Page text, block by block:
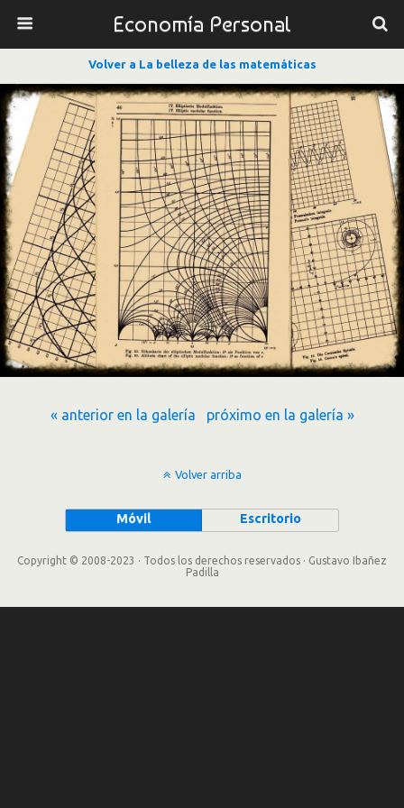
Economía Personal
Volver a La belleza de las matemáticas
« anterior en la galería próximo en la galería »
Volver arriba
Móvil Escritorio
Copyright © 2008-2023 · Todos los derechos reservados · Gustavo Ibañez
Padilla